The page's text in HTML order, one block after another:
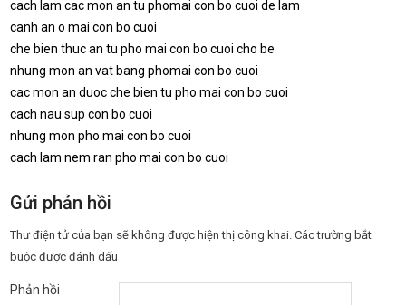
cach lam cac mon an tu phomai con bo cuoi de lam
canh an o mai con bo cuoi
che bien thuc an tu pho mai con bo cuoi cho be
nhung mon an vat bang phomai con bo cuoi
cac mon an duoc che bien tu pho mai con bo cuoi
cach nau sup con bo cuoi
nhung mon pho mai con bo cuoi
cach lam nem ran pho mai con bo cuoi
Gửi phản hồi
Thư điện tử của bạn sẽ không được hiện thị công khai. Các trường bắt
buộc được đánh dấu
Phản hồi